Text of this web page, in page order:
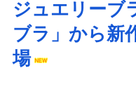
ジュエリーブ
ブラ」から新
場